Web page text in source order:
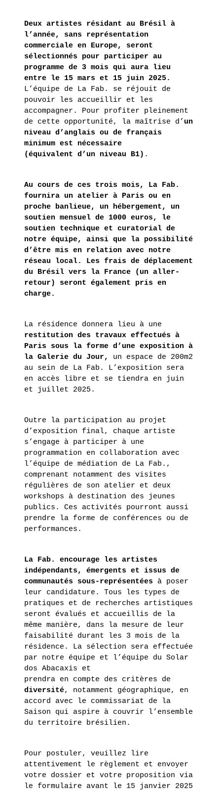
Deux artistes résidant au Brésil à
l’année, sans représentation
commerciale en Europe, seront
sélectionnés pour participer au
programme de 3 mois qui aura lieu
entre le 15 mars et 15 juin 2025.
L’équipe de La Fab. se réjouit de
pouvoir les accueillir et les
accompagner. Pour profiter pleinement
de cette opportunité, la maîtrise d’ un
niveau d’anglais ou de français
minimum est nécessaire
(équivalent d’un niveau B1) .
Au cours de ces trois mois, La Fab.
fournira un atelier à Paris ou en
proche banlieue, un hébergement, un
soutien mensuel de 1000 euros, le
soutien technique et curatorial de
notre équipe, ainsi que la possibilité
d’être mis en relation avec notre
réseau local. Les frais de déplacement
du Brésil vers la France (un aller-
retour) seront également pris en
charge.
La résidence donnera lieu à une
restitution des travaux effectués à
Paris sous la forme d’une exposition à
la Galerie du Jour,
un espace de 200m2
au sein de La Fab. L’exposition sera
en accès libre et se tiendra en juin
et juillet 2025.
Outre la participation au projet
d’exposition final, chaque artiste
s’engage à participer à une
programmation en collaboration avec
l’équipe de médiation de La Fab.,
comprenant notamment des visites
régulières de son atelier et deux
workshops à destination des jeunes
publics. Ces activités pourront aussi
prendre la forme de conférences ou de
performances.
La Fab. encourage les artistes
indépendants, émergents et issus de
communautés sous-représentées à poser
leur candidature. Tous les types de
pratiques et de recherches artistiques
seront évalués et accueillis de la
même manière, dans la mesure de leur
faisabilité durant les 3 mois de la
résidence. La sélection sera effectuée
par notre équipe et l’équipe du Solar
dos Abacaxis et
prendra en compte des critères de
diversité, notamment géographique, en
accord avec le commissariat de la
Saison qui aspire à couvrir l’ensemble
du territoire brésilien.
Pour postuler, veuillez lire
attentivement le règlement et envoyer
votre dossier et votre proposition via
le formulaire avant le 15 janvier 2025